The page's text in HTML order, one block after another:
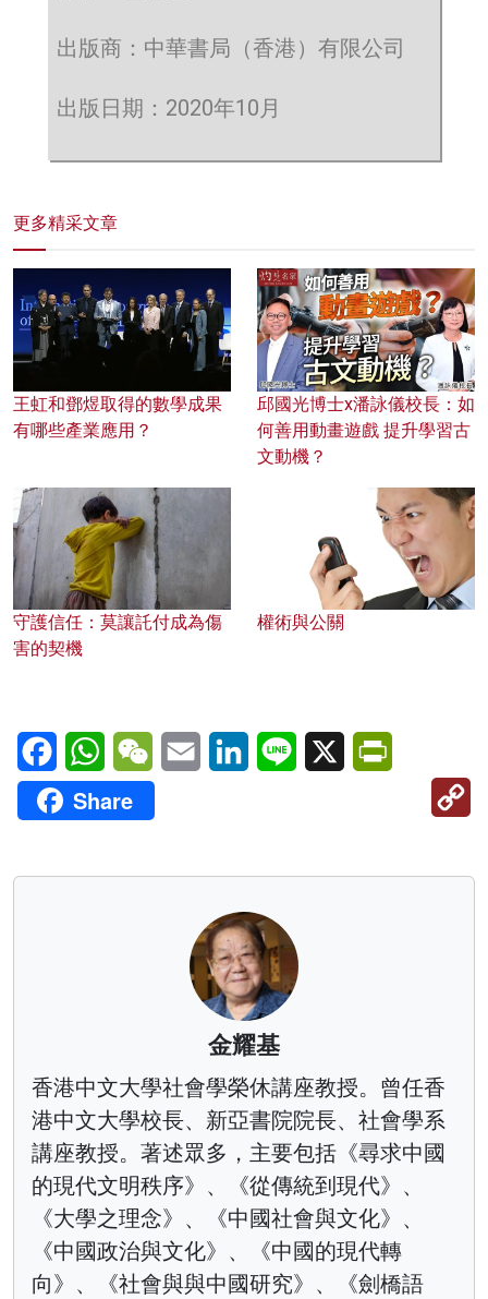
出版商：中華書局（香港）有限公司
出版日期：2020年10月
更多精采文章
王虹和鄧煜取得的數學成果
有哪些產業應用？
邱國光博士x潘詠儀校長：如
何善用動畫遊戲 提升學習古
文動機？
守護信任：莫讓託付成為傷
害的契機
權術與公關
FacebookWhatsAppWeChatEmail LinkedInLine X
Share
金耀基
香港中文大學社會學榮休講座教授。曾任香
港中文大學校長、新亞書院院長、社會學系
講座教授。著述眾多，主要包括《尋求中國
的現代文明秩序》、《從傳統到現代》、
《大學之理念》、《中國社會與文化》、
《中國政治與文化》、《中國的現代轉
向》、《社會與與中國研究》、《劍橋語